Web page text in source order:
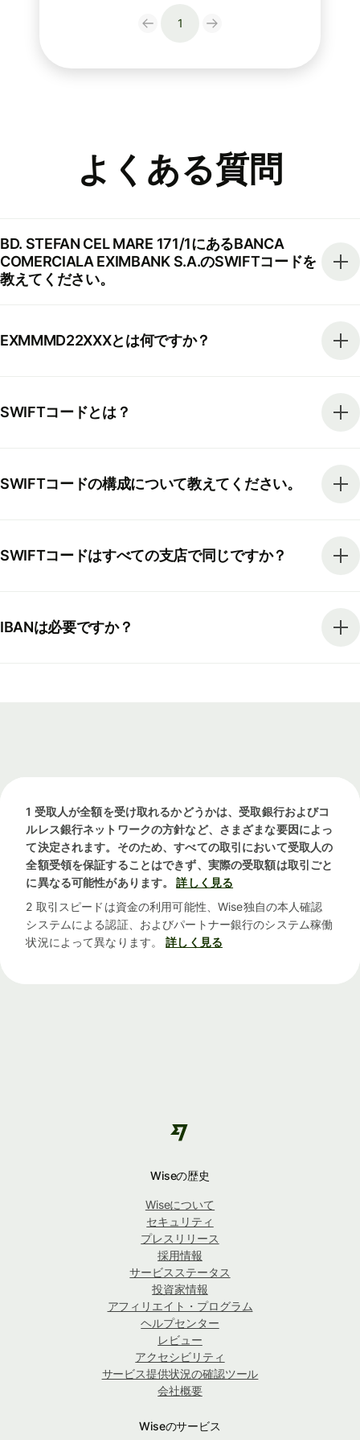
1
よくある質問
BD. STEFAN CEL MARE 171/1にあるBANCA
COMERCIALA EXIMBANK S.A.のSWIFTコードを
教えてください。
EXMMMD22XXXとは何ですか？
SWIFTコードとは？
SWIFTコードの構成について教えてください。
SWIFTコードはすべての支店で同じですか？
IBANは必要ですか？
1 受取人が全額を受け取れるかどうかは、受取銀行およびコ
ルレス銀行ネットワークの方針など、さまざまな要因によっ
て決定されます。そのため、すべての取引において受取人の
全額受領を保証することはできず、実際の受取額は取引ごと
に異なる可能性があります。
詳しく見る
2 取引スピードは資金の利用可能性、Wise独自の本人確認
システムによる認証、およびパートナー銀行のシステム稼働
状況によって異なります。
詳しく見る
Wiseの歴史
Wiseについて
セキュリティ
プレスリリース
採用情報
サービスステータス
投資家情報
アフィリエイト・プログラム
ヘルプセンター
レビュー
アクセシビリティ
サービス提供状況の確認ツール
会社概要
Wiseのサービス